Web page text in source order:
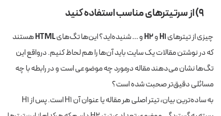
۹) از سرتیترهای مناسب استفاده کنید
چیزی از تیترهایH1وH2و … شنیده‌اید؟ این‌ها تگ‌هایHTMLهستند
که در نوشتن مقالات یک سایت باید آن‌ها را هم لحاظ کنیم. درواقع این
تگ‌ها نشان می‌دهند مقاله درمورد چه موضوعی است و در رابطه با چه
مسائلی دقیق‌تر صحبت شده است؟
به ساده‌ترین بیان، تیتر اصلی هر مقاله یا عنوان آن H1 است. پس از H1